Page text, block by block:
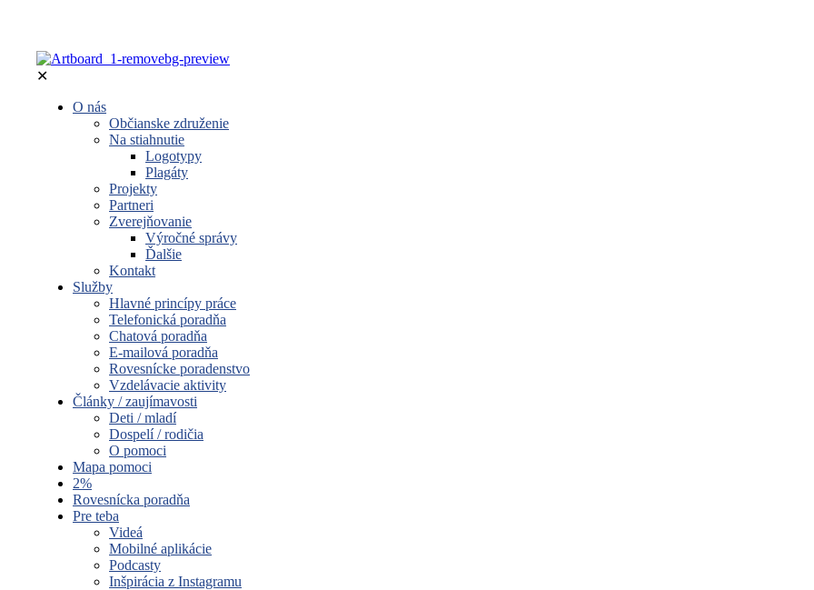
✕
O nás
Občianske združenie
Na stiahnutie
Logotypy
Plagáty
Projekty
Partneri
Zverejňovanie
Výročné správy
Ďalšie
Kontakt
Služby
Hlavné princípy práce
Telefonická poradňa
Chatová poradňa
E-mailová poradňa
Rovesnícke poradenstvo
Vzdelávacie aktivity
Články / zaujímavosti
Deti / mladí
Dospelí / rodičia
O pomoci
Mapa pomoci
2%
Rovesnícka poradňa
Pre teba
Videá
Mobilné aplikácie
Podcasty
Inšpirácia z Instagramu